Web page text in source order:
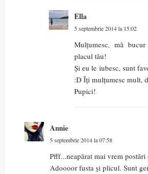
Ella
5 septembrie 2014 la 15:02
Mulțumesc, mă
placul tău!
Și eu le iubesc, sunt
:D Îți mulțumesc mult,
Pupici!
Annie
5 septembrie 2014 la 07:58
Pfff...neapărat mai vrem
Adoooor fusta şi plicul. Sunt